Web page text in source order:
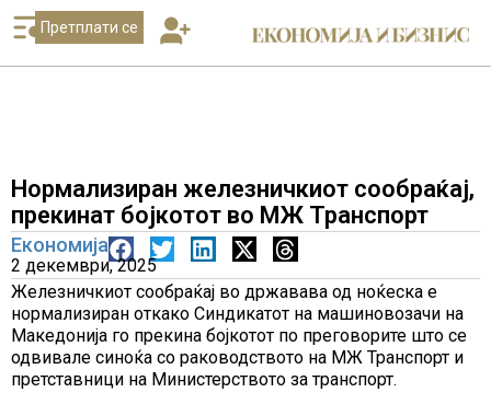
Претплати се
Нормализиран железничкиот сообраќај,
прекинат бојкотот во МЖ Транспорт
Економија
2 декември, 2025
Железничкиот сообраќај во државава од ноќеска е
нормализиран откако Синдикатот на машиновозачи на
Македонија го прекина бојкотот по преговорите што се
одвивале синоќа со раководството на МЖ Транспорт и
претставници на Министерството за транспорт.